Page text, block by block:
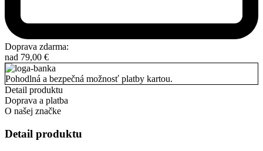
Doprava zdarma:
nad 79,00 €
Pohodlná a bezpečná možnosť platby kartou.
Detail produktu
Doprava a platba
O našej značke
Detail produktu